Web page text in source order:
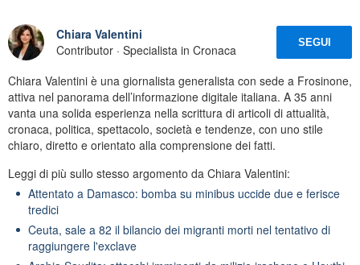
Chiara Valentini
Contributor · Specialista in Cronaca
SEGUI
Chiara Valentini è una giornalista generalista con sede a Frosinone,
attiva nel panorama dell’informazione digitale italiana. A 35 anni
vanta una solida esperienza nella scrittura di articoli di attualità,
cronaca, politica, spettacolo, società e tendenze, con uno stile
chiaro, diretto e orientato alla comprensione dei fatti.
Leggi di più sullo stesso argomento da Chiara Valentini:
Attentato a Damasco: bomba su minibus uccide due e ferisce
tredici
Ceuta, sale a 82 il bilancio dei migranti morti nel tentativo di
raggiungere l'exclave